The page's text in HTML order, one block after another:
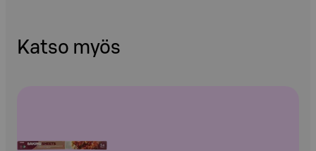
Katso myös